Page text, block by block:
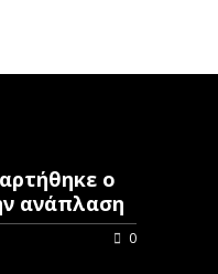
ο
ανάπλαση
0